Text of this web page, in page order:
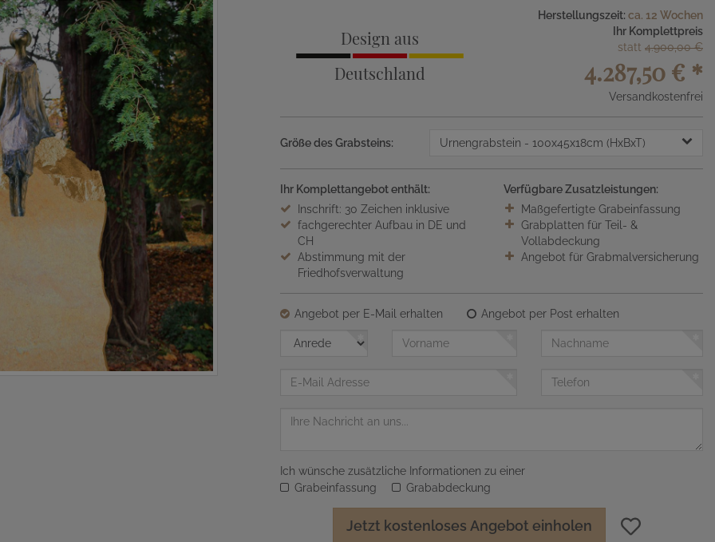
Design aus
Deutschland
Herstellungszeit: ca. 12 Wochen
Ihr Komplettpreis
statt 4.900,00 €
4.287,50 € *
Versandkostenfrei
Größe des Grabsteins: Urnengrabstein - 100x45x18cm (HxBxT)
Ihr Komplettangebot enthält:
Inschrift: 30 Zeichen inklusive
fachgerechter Aufbau in DE und
CH
Abstimmung mit der
Friedhofsverwaltung
Verfügbare Zusatzleistungen:
Maßgefertigte Grabeinfassung
Grabplatten für Teil- &
Vollabdeckung
Angebot für Grabmalversicherung
Angebot per E-Mail erhalten
Angebot per Post erhalten
Anrede
Vorname Nachname
Telefon
Nachricht
Ich wünsche zusätzliche Informationen zu einer
Grabeinfassung
Grababdeckung
Jetzt kostenloses Angebot einholen